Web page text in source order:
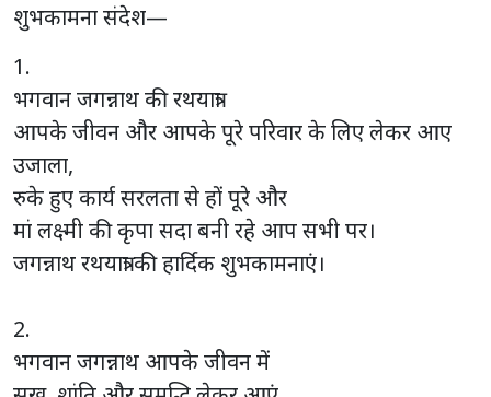
शुभकामना संदेश—
1.
भगवान जगन्नाथ की रथयात्रा
आपके जीवन और आपके पूरे परिवार के लिए लेकर आए
उजाला,
रुके हुए कार्य सरलता से हों पूरे और
मां लक्ष्मी की कृपा सदा बनी रहे आप सभी पर।
जगन्नाथ रथयात्रा की हार्दिक शुभकामनाएं।
2.
भगवान जगन्नाथ आपके जीवन में